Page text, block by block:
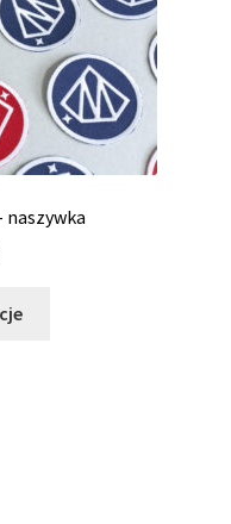
naszywka